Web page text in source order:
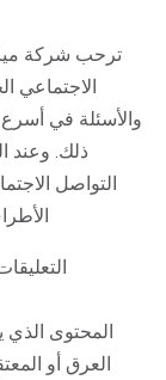
ترحب شركة مياه
الاجتماعي
والأسئلة في أسرع
ذلك. وعند
التواصل
المحتوى الذي
العرق أو